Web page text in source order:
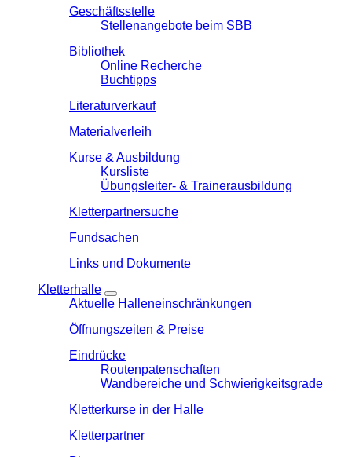
Geschäftsstelle
Stellenangebote beim SBB
Bibliothek
Online Recherche
Buchtipps
Literaturverkauf
Materialverleih
Kurse & Ausbildung
Kursliste
Übungsleiter- & Trainerausbildung
Kletterpartnersuche
Fundsachen
Links und Dokumente
Kletterhalle
Aktuelle Halleneinschränkungen
Öffnungszeiten & Preise
Eindrücke
Routenpatenschaften
Wandbereiche und Schwierigkeitsgrade
Kletterkurse in der Halle
Kletterpartner